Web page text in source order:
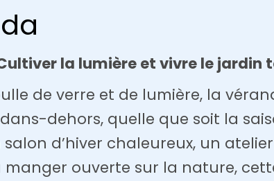
la lumière et vivre le jardin
de verre et de lumière, la
dehors, quelle que soit la
d’hiver chaleureux, un
manger ouverte sur la nature,